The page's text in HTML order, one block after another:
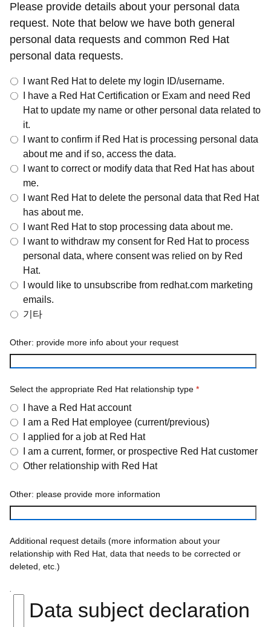
Please provide details about your personal data
request. Note that below we have both general
personal data requests and common Red Hat
personal data requests.
I want Red Hat to delete my login ID/username.
I have a Red Hat Certification or Exam and need Red
Hat to update my name or other personal data related to
it.
I want to confirm if Red Hat is processing personal data
about me and if so, access the data.
I want to correct or modify data that Red Hat has about
me.
I want Red Hat to delete the personal data that Red Hat
has about me.
I want Red Hat to stop processing data about me.
I want to withdraw my consent for Red Hat to process
personal data, where consent was relied on by Red
Hat.
I would like to unsubscribe from redhat.com marketing
emails.
기타
Other: provide more info about your request
Select the appropriate Red Hat relationship type *
I have a Red Hat account
I am a Red Hat employee (current/previous)
I applied for a job at Red Hat
I am a current, former, or prospective Red Hat customer
Other relationship with Red Hat
Other: please provide more information
Additional request details (more information about your
relationship with Red Hat, data that needs to be corrected or
deleted, etc.)
Data subject declaration